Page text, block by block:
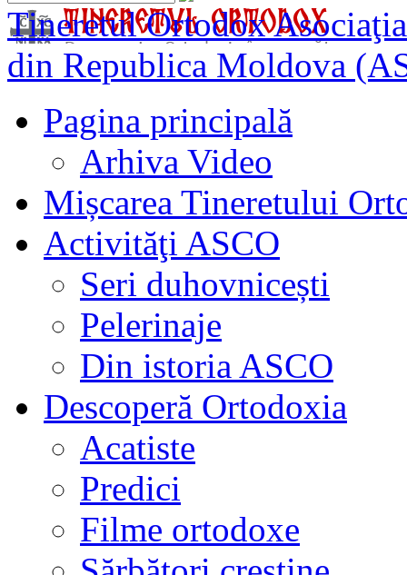
Tineretul Ortodox
din Republica Moldova
Pagina principală
Arhiva Video
Mișcarea Tineretului
Activităţi ASCO
Seri duhovnicești
Pelerinaje
Din istoria ASCO
Descoperă Ortodoxia
Acatiste
Predici
Filme ortodoxe